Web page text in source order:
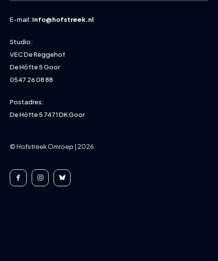
E-mail: info@hofstreek.nl
Studio:
VEC De Reggehof
De Höfte 5 Goor
0547 26 08 88
Postadres:
De Höfte 5 7471 DK Goor
© Hofstreek Omroep | 2026